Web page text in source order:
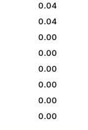
0.04
0.04
0.00
0.00
0.00
0.00
0.00
0.00